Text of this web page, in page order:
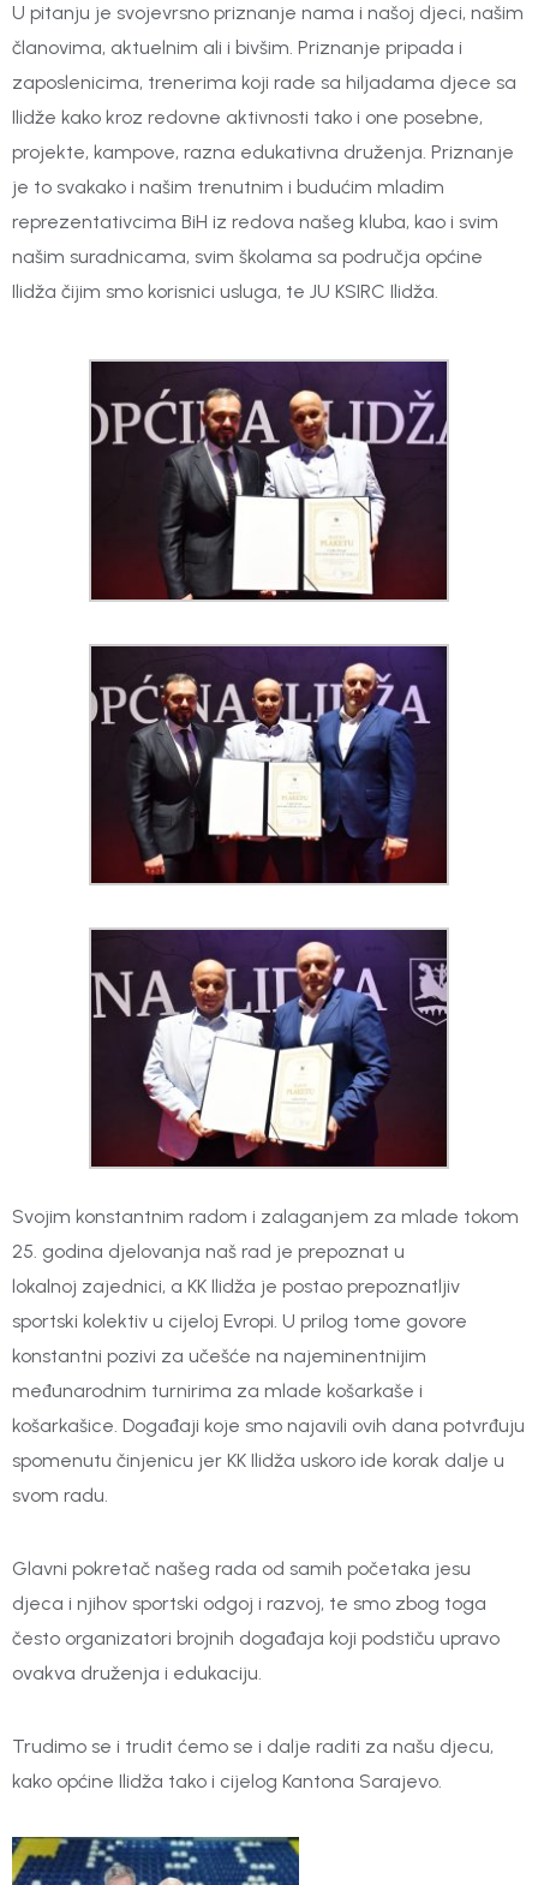
U pitanju je svojevrsno priznanje nama i našoj djeci, našim
članovima, aktuelnim ali i bivšim. Priznanje pripada i
zaposlenicima, trenerima koji rade sa hiljadama djece sa
Ilidže kako kroz redovne aktivnosti tako i one posebne,
projekte, kampove, razna edukativna druženja. Priznanje
je to svakako i našim trenutnim i budućim mladim
reprezentativcima BiH iz redova našeg kluba, kao i svim
našim suradnicama, svim školama sa područja općine
Ilidža čijim smo korisnici usluga, te JU KSIRC Ilidža.
Svojim konstantnim radom i zalaganjem za mlade tokom
25. godina djelovanja naš rad je prepoznat u
lokalnoj zajednici, a KK Ilidža je postao prepoznatljiv
sportski kolektiv u cijeloj Evropi. U prilog tome govore
konstantni pozivi za učešće na najeminentnijim
međunarodnim turnirima za mlade košarkaše i
košarkašice. Događaji koje smo najavili ovih dana potvrđuju
spomenutu činjenicu jer KK Ilidža uskoro ide korak dalje u
svom radu.
Glavni pokretač našeg rada od samih početaka jesu
djeca i njihov sportski odgoj i razvoj, te smo zbog toga
često organizatori brojnih događaja koji podstiču upravo
ovakva druženja i edukaciju.
Trudimo se i trudit ćemo se i dalje raditi za našu djecu,
kako općine Ilidža tako i cijelog Kantona Sarajevo.